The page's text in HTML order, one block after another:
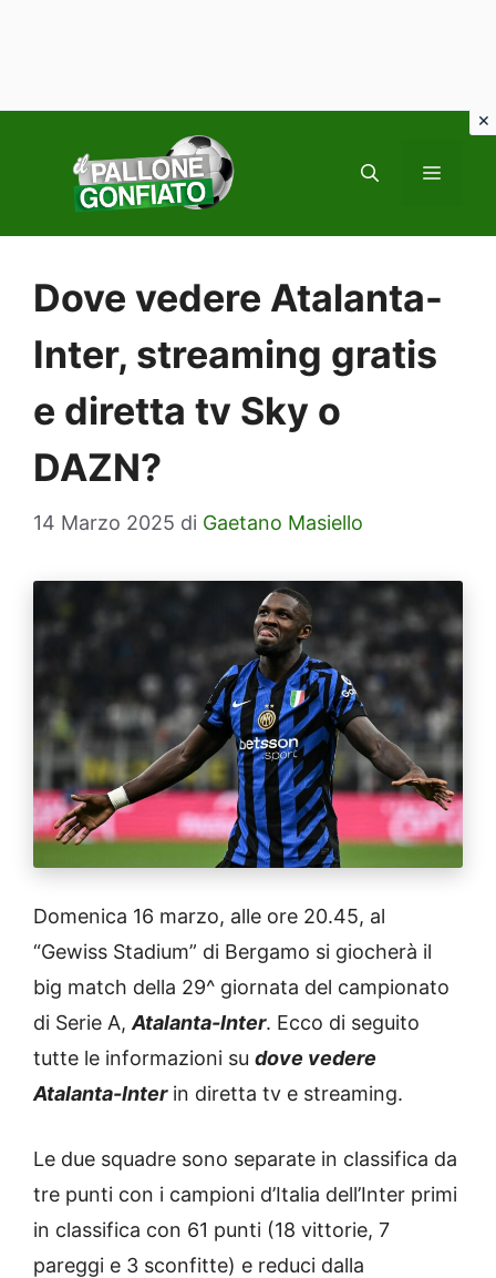
contenuto
MENU
Dove vedere Atalanta-
Inter, streaming gratis
e diretta tv Sky o
DAZN?
14 Marzo 2025 di Gaetano Masiello
Domenica 16 marzo, alle ore 20.45, al
“Gewiss Stadium” di Bergamo si giocherà il
big match della 29^ giornata del campionato
di Serie A, Atalanta-Inter. Ecco di seguito
tutte le informazioni su dove vedere
Atalanta-Interin diretta tv e streaming.
Le due squadre sono separate in classifica da
tre punti con i campioni d’Italia dell’Inter primi
in classifica con 61 punti (18 vittorie, 7
pareggi e 3 sconfitte) e reduci dalla